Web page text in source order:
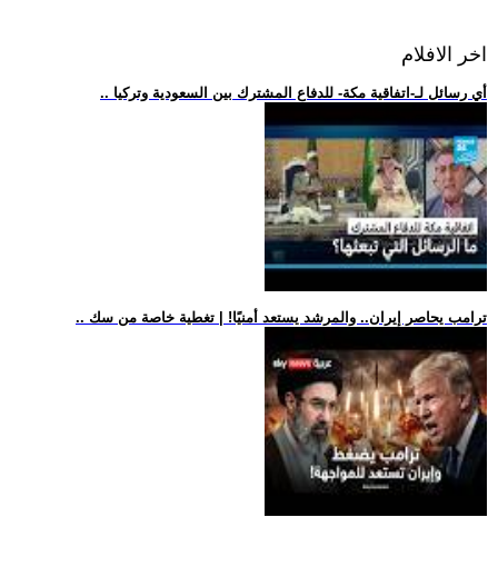
اخر الافلام
.. أي رسائل لـ-اتفاقية مكة- للدفاع المشترك بين السعودية وتركيا
.. ترامب يحاصر إيران.. والمرشد يستعد أمنيًا! | تغطية خاصة من سك